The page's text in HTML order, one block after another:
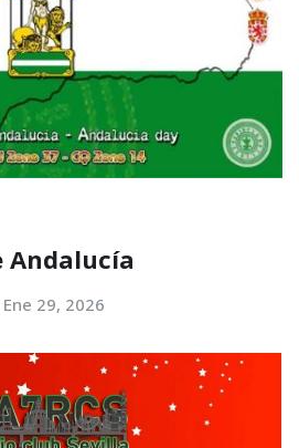
Andalucía
Ene 29, 2026